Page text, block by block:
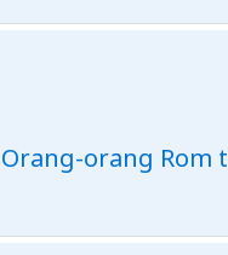
Orang-orang Rom